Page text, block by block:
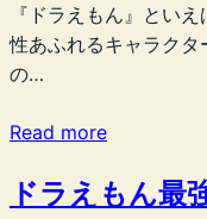
『ドラえもん』とい
性あふれるキャラク
の…
Read more
ドラえもん最